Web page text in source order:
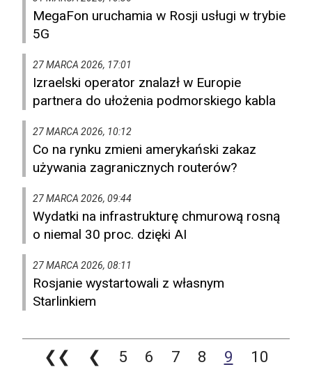
MegaFon uruchamia w Rosji usługi w trybie
5G
27 MARCA 2026, 17:01
Izraelski operator znalazł w Europie
partnera do ułożenia podmorskiego kabla
27 MARCA 2026, 10:12
Co na rynku zmieni amerykański zakaz
używania zagranicznych routerów?
27 MARCA 2026, 09:44
Wydatki na infrastrukturę chmurową rosną
o niemal 30 proc. dzięki AI
27 MARCA 2026, 08:11
Rosjanie wystartowali z własnym
Starlinkiem
❮❮ ❮ 5 6 7 8 9
10